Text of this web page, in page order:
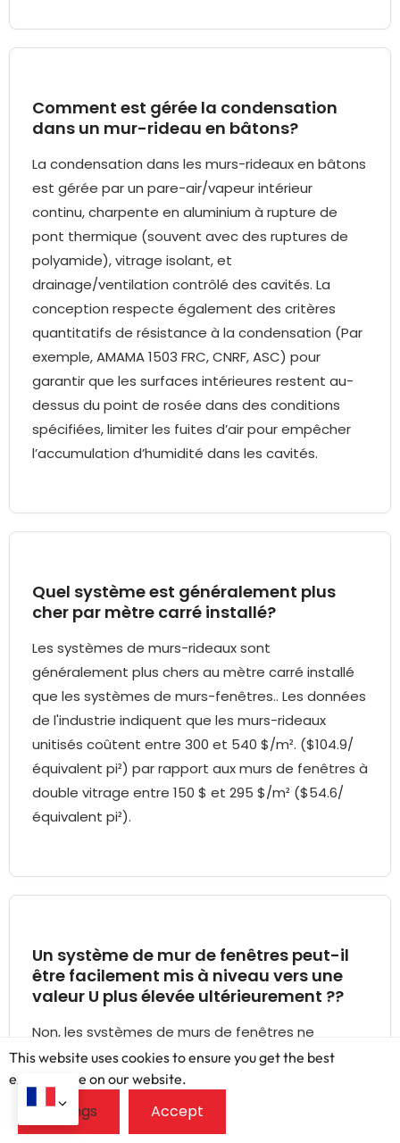
Comment est gérée la condensation
dans un mur-rideau en bâtons?
La condensation dans les murs-rideaux en bâtons
est gérée par un pare-air/vapeur intérieur
continu, charpente en aluminium à rupture de
pont thermique (souvent avec des ruptures de
polyamide), vitrage isolant, et
drainage/ventilation contrôlé des cavités. La
conception respecte également des critères
quantitatifs de résistance à la condensation (Par
exemple, AMAMA 1503 FRC, CNRF, ASC) pour
garantir que les surfaces intérieures restent au-
dessus du point de rosée dans des conditions
spécifiées, limiter les fuites d’air pour empêcher
l’accumulation d’humidité dans les cavités.
Quel système est généralement plus
cher par mètre carré installé?
Les systèmes de murs-rideaux sont
généralement plus chers au mètre carré installé
que les systèmes de murs-fenêtres.. Les données
de l'industrie indiquent que les murs-rideaux
unitisés coûtent entre 300 et 540 $/m². ($104.9/
équivalent pi²) par rapport aux murs de fenêtres à
double vitrage entre 150 $ et 295 $/m² ($54.6/
équivalent pi²).
Un système de mur de fenêtres peut-il
être facilement mis à niveau vers une
valeur U plus élevée ultérieurement ??
Non, les systèmes de murs de fenêtres ne
peuvent pas être facilement améliorés vers une
valeur U plus élevée (nombre inférieur, meilleure
isolation) plus tard. De telles améliorations
nécessitent le remplacement des vitrages (Par
This website uses cookies to ensure you get the best
exprerience on our website.